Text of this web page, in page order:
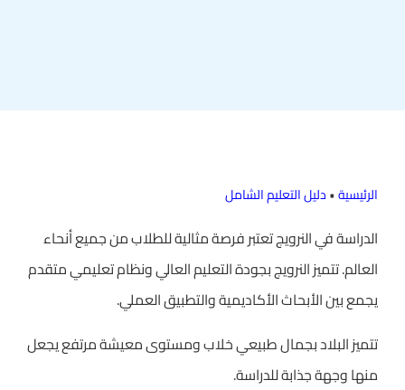
الرئيسية•دليل التعليم الشامل
الدراسة في النرويج تعتبر فرصة مثالية للطلاب من جميع أنحاء
العالم. تتميز النرويج بجودة التعليم العالي ونظام تعليمي متقدم
يجمع بين الأبحاث الأكاديمية والتطبيق العملي.
تتميز البلاد بجمال طبيعي خلاب ومستوى معيشة مرتفع يجعل
منها وجهة جذابة للدراسة.